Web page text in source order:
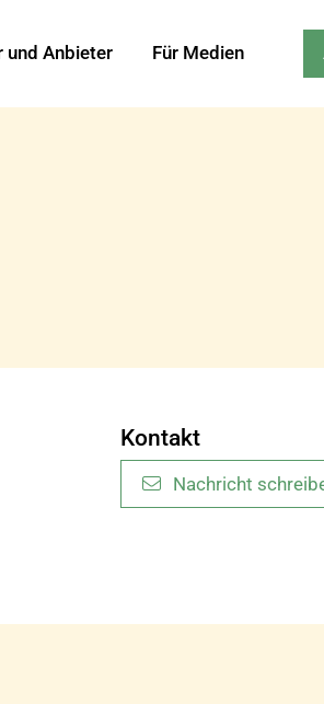
und Anbieter Für Medien
Kontakt
Nachricht